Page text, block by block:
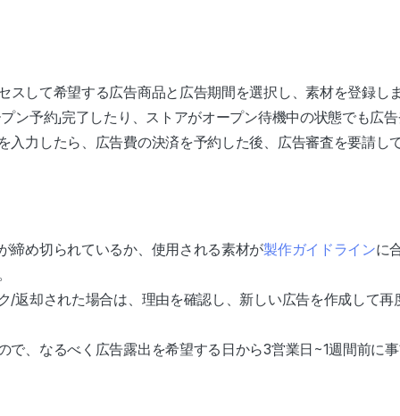
スして希望する広告商品と広告期間を選択し、素材を登録し
プン予約」完了したり、ストアがオープン待機中の状態でも広
入力したら、広告費の決済を予約した後、広告審査を要請し
締め切られているか、使用される素材が製作ガイドラインに
/返却された場合は、理由を確認し、新しい広告を作成して再
で、なるべく広告露出を希望する日から3営業日~1週間前に